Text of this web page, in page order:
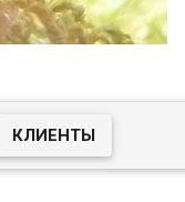
КЛИЕНТЫ